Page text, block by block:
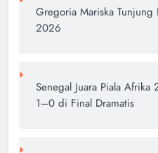
Gregoria Mariska
2026
Senegal Juara Piala Afrika
1–0 di Final Dramatis